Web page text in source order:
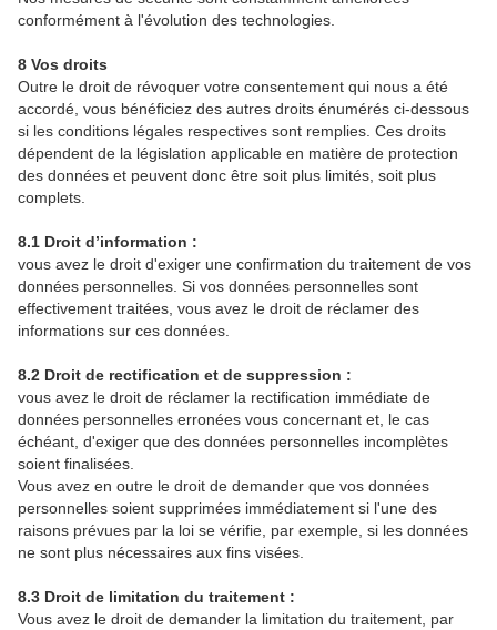
conformément à l'évolution des technologies.
8 Vos droits
Outre le droit de révoquer votre consentement qui nous a été
accordé, vous bénéficiez des autres droits énumérés ci-dessous
si les conditions légales respectives sont remplies. Ces droits
dépendent de la législation applicable en matière de protection
des données et peuvent donc être soit plus limités, soit plus
complets.
8.1 Droit d’information :
vous avez le droit d'exiger une confirmation du traitement de vos
données personnelles. Si vos données personnelles sont
effectivement traitées, vous avez le droit de réclamer des
informations sur ces données.
8.2 Droit de rectification et de suppression :
vous avez le droit de réclamer la rectification immédiate de
données personnelles erronées vous concernant et, le cas
échéant, d'exiger que des données personnelles incomplètes
soient finalisées.
Vous avez en outre le droit de demander que vos données
personnelles soient supprimées immédiatement si l'une des
raisons prévues par la loi se vérifie, par exemple, si les données
ne sont plus nécessaires aux fins visées.
8.3 Droit de limitation du traitement :
Vous avez le droit de demander la limitation du traitement, par